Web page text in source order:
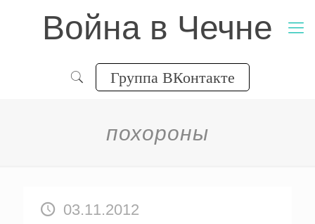
Война в Чечне
Группа ВКонтакте
похороны
03.11.2012